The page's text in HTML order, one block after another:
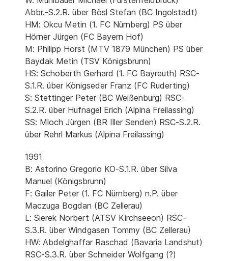
Abbr.-S.2.R. über Bösl Stefan (BC Ingolstadt)
HM: Okcu Metin (1. FC Nürnberg) PS über
Hörner Jürgen (FC Bayern Hof)
M: Philipp Horst (MTV 1879 München) PS über
Baydak Metin (TSV Königsbrunn)
HS: Schoberth Gerhard (1. FC Bayreuth) RSC-
S.1.R. über Königseder Franz (FC Ruderting)
S: Stettinger Peter (BC Weißenburg) RSC-
S.2.R. über Hufnagel Erich (Alpina Freilassing)
SS: Mloch Jürgen (BR Iller Senden) RSC-S.2.R.
über Rehrl Markus (Alpina Freilassing)
1991
B: Astorino Gregorio KO-S.1.R. über Silva
Manuel (Königsbrunn)
F: Gailer Peter (1. FC Nürnberg) n.P. über
Maczuga Bogdan (BC Zellerau)
L: Sierek Norbert (ATSV Kirchseeon) RSC-
S.3.R. über Windgasen Tommy (BC Zellerau)
HW: Abdelghaffar Raschad (Bavaria Landshut)
RSC-S.3.R. über Schneider Wolfgang (?)